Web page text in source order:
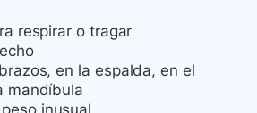
respirar o tragar
en la espalda, en el
mandíbula